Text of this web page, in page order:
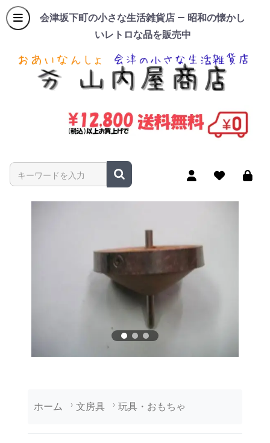
会津坂下町の小さな生活雑貨店 — 昭和の懐かし
いレトロな品を販売中
商品名やキーワードを入力
ホーム 文房具 玩具・おもちゃ